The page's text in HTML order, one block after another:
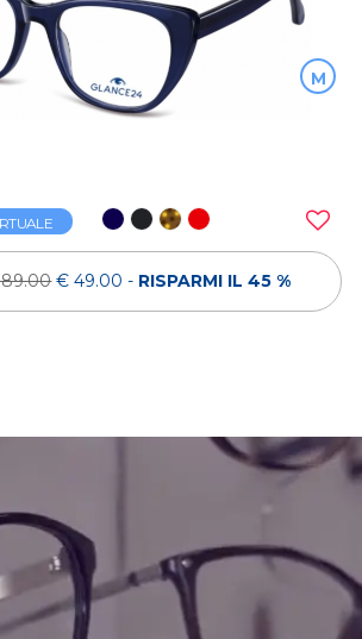
M
€ 49.00 - RISPARMI IL 45 %